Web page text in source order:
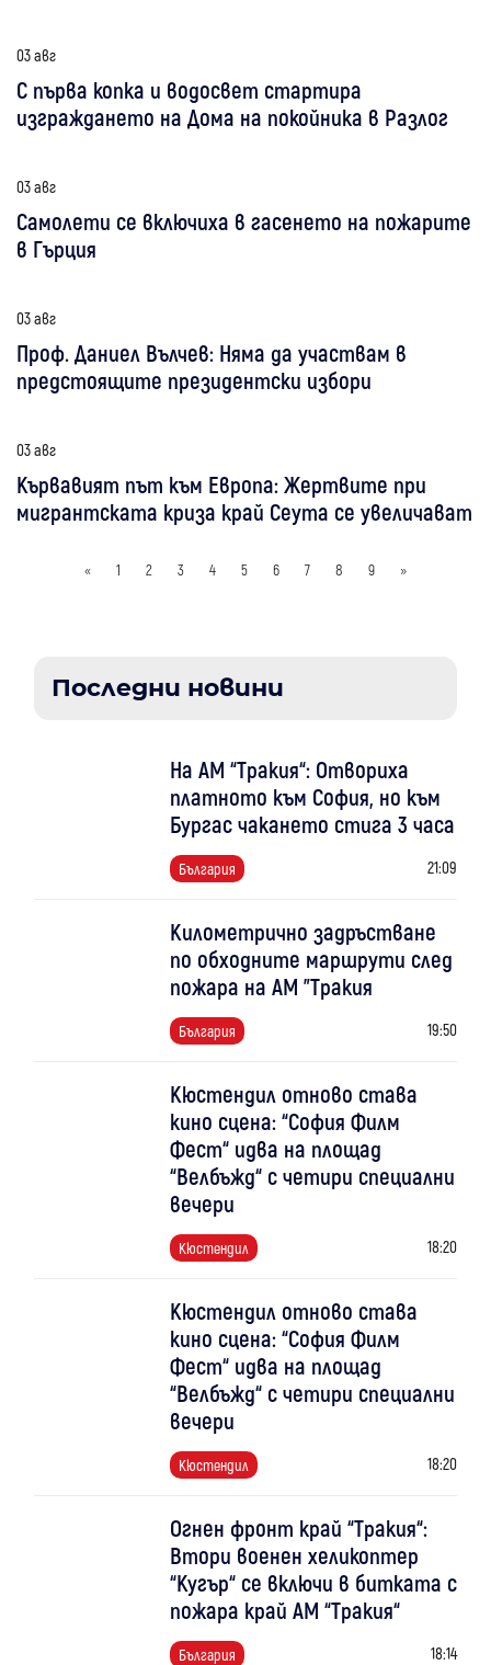
03 авг
С първа копка и водосвет стартира
изграждането на Дома на покойника в Разлог
03 авг
Самолети се включиха в гасенето на пожарите
в Гърция
03 авг
Проф. Даниел Вълчев: Няма да участвам в
предстоящите президентски избори
03 авг
Кървавият път към Европа: Жертвите при
мигрантската криза край Сеута се увеличават
« 1 2 3 4 5 6 7 8 9 »
Последни новини
На АМ “Тракия“: Отвориха
платното към София, но към
Бургас чакането стига 3 часа
България 21:09
Километрично задръстване
по обходните маршрути след
пожара на АМ "Тракия
България 19:50
Кюстендил отново става
кино сцена: “София Филм
Фест“ идва на площад
“Велбъжд“ с четири специални
вечери
Кюстендил 18:20
Кюстендил отново става
кино сцена: “София Филм
Фест“ идва на площад
“Велбъжд“ с четири специални
вечери
Кюстендил 18:20
Огнен фронт край “Тракия“:
Втори военен хеликоптер
“Кугър“ се включи в битката с
пожара край АМ “Тракия“
България 18:14